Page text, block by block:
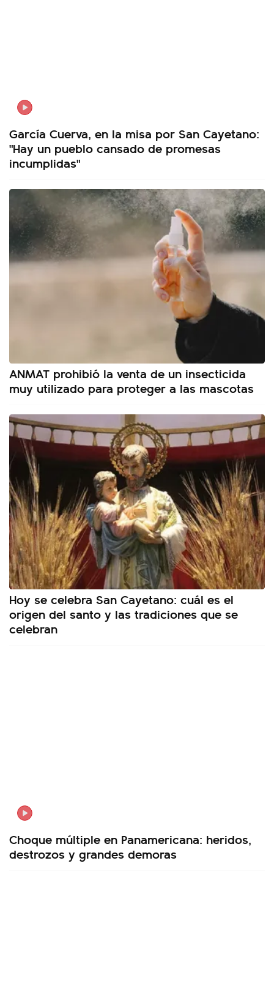
García Cuerva, en la misa por San Cayetano:
"Hay un pueblo cansado de promesas
incumplidas"
ANMAT prohibió la venta de un insecticida
muy utilizado para proteger a las mascotas
Hoy se celebra San Cayetano: cuál es el
origen del santo y las tradiciones que se
celebran
Choque múltiple en Panamericana: heridos,
destrozos y grandes demoras